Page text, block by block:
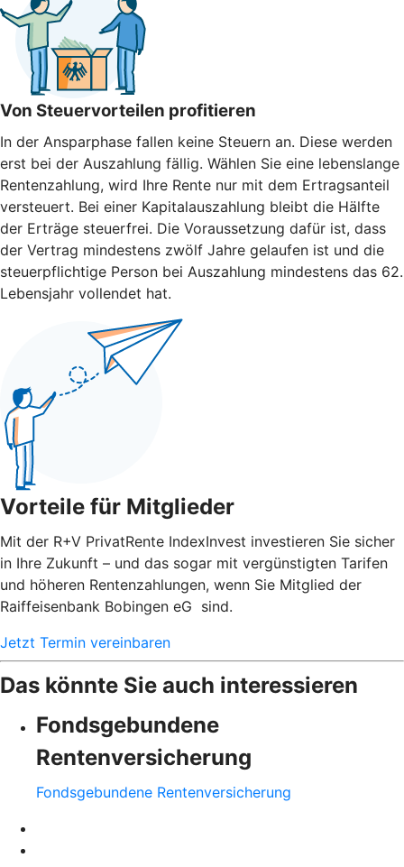
Von Steuervorteilen profitieren
In der Ansparphase fallen keine Steuern an. Diese werden
erst bei der Auszahlung fällig. Wählen Sie eine lebenslange
Rentenzahlung, wird Ihre Rente nur mit dem Ertragsanteil
versteuert. Bei einer Kapitalauszahlung bleibt die Hälfte
der Erträge steuerfrei. Die Voraussetzung dafür ist, dass
der Vertrag mindestens zwölf Jahre gelaufen ist und die
steuerpflichtige Person bei Auszahlung mindestens das 62.
Lebensjahr vollendet hat.
Vorteile für Mitglieder
Mit der R+V PrivatRente IndexInvest investieren Sie sicher
in Ihre Zukunft – und das sogar mit vergünstigten Tarifen
und höheren Rentenzahlungen, wenn Sie Mitglied der
Raiffeisenbank Bobingen eG sind.
Jetzt Termin vereinbaren
Das könnte Sie auch interessieren
Fondsgebundene
Rentenversicherung
Fondsgebundene Rentenversicherung